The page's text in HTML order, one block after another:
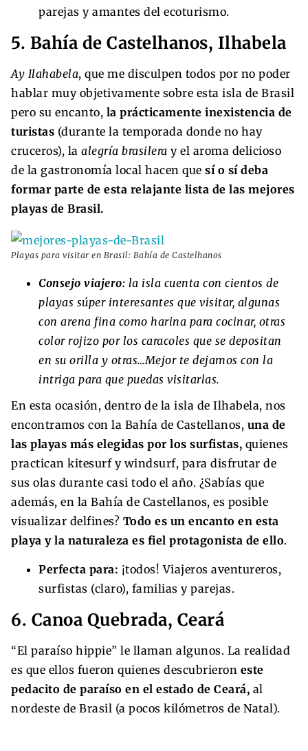
parejas y amantes del ecoturismo.
5. Bahía de Castelhanos, Ilhabela
Ay Ilahabela, que me disculpen todos por no poder
hablar muy objetivamente sobre esta isla de Brasil
pero su encanto, la prácticamente inexistencia de
turistas (durante la temporada donde no hay
cruceros), la alegría brasilera y el aroma delicioso
de la gastronomía local hacen que sí o sí deba
formar parte de esta relajante lista de las mejores
playas de Brasil.
Playas para visitar en Brasil: Bahía de Castelhanos
Consejo viajero: la isla cuenta con cientos de
playas súper interesantes que visitar, algunas
con arena fina como harina para cocinar, otras
color rojizo por los caracoles que se depositan
en su orilla y otras…Mejor te dejamos con la
intriga para que puedas visitarlas.
En esta ocasión, dentro de la isla de Ilhabela, nos
encontramos con la Bahía de Castellanos, una de
las playas más elegidas por los surfistas, quienes
practican kitesurf y windsurf, para disfrutar de
sus olas durante casi todo el año. ¿Sabías que
además, en la Bahía de Castellanos, es posible
visualizar delfines? Todo es un encanto en esta
playa y la naturaleza es fiel protagonista de ello.
Perfecta para: ¡todos! Viajeros aventureros,
surfistas (claro), familias y parejas.
6. Canoa Quebrada, Ceará
“El paraíso hippie” le llaman algunos. La realidad
es que ellos fueron quienes descubrieron este
pedacito de paraíso en el estado de Ceará, al
nordeste de Brasil (a pocos kilómetros de Natal).